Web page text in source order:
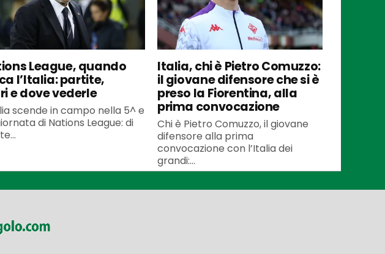
League, quando
l’Italia: partite,
e dove vederle
scende in campo nella 5^ e
di Nations League: di
Italia, chi è Pietro Comuzzo:
il giovane difensore che si è
preso la Fiorentina, alla
prima convocazione
Chi è Pietro Comuzzo, il giovane
difensore alla prima
convocazione con l’Italia dei
grandi:...